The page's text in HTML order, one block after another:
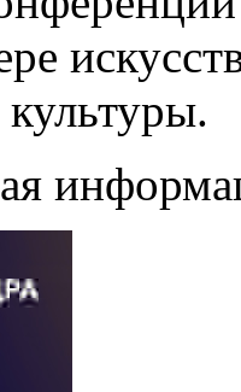
культуры.